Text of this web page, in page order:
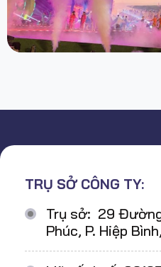
TRỤ SỞ CÔNG TY:
Trụ sở: 29
Phúc, P. Hiệp